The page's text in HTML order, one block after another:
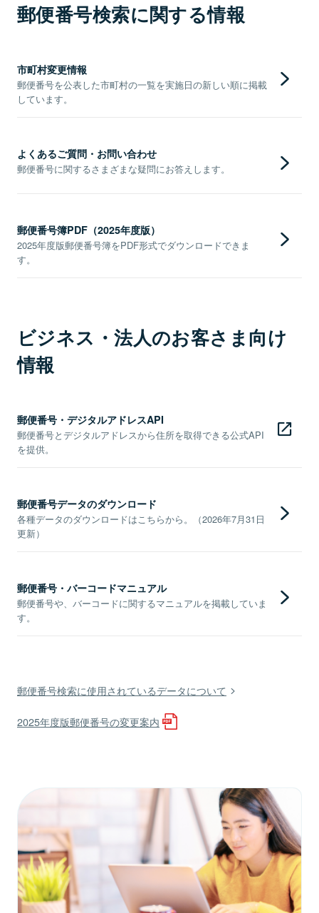
郵便番号検索に関する情報
市町村変更情報
郵便番号を公表した市町村の一覧を実施日の新しい順に掲載
しています。
よくあるご質問・お問い合わせ
郵便番号に関するさまざまな疑問にお答えします。
郵便番号簿PDF（2025年度版）
2025年度版郵便番号簿をPDF形式でダウンロードできま
す。
ビジネス・法人のお客さま向け
情報
郵便番号・デジタルアドレスAPI
郵便番号とデジタルアドレスから住所を取得できる公式API
を提供。
郵便番号データのダウンロード
各種データのダウンロードはこちらから。（2026年7月31日
更新）
郵便番号・バーコードマニュアル
郵便番号や、バーコードに関するマニュアルを掲載していま
す。
郵便番号検索に使用されているデータについて
2025年度版郵便番号の変更案内